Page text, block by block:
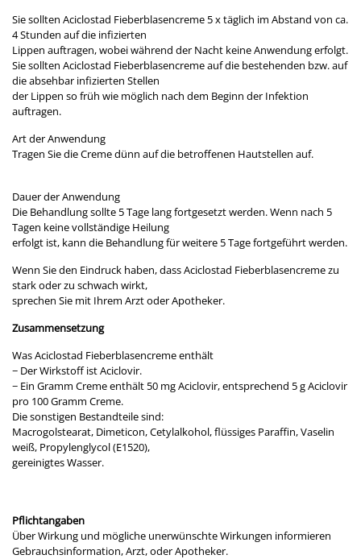
Sie sollten Aciclostad Fieberblasencreme 5 x täglich im Abstand von ca.
4 Stunden auf die infizierten
Lippen auftragen, wobei während der Nacht keine Anwendung erfolgt.
Sie sollten Aciclostad Fieberblasencreme auf die bestehenden bzw. auf
die absehbar infizierten Stellen
der Lippen so früh wie möglich nach dem Beginn der Infektion
auftragen.
Art der Anwendung
Tragen Sie die Creme dünn auf die betroffenen Hautstellen auf.
Dauer der Anwendung
Die Behandlung sollte 5 Tage lang fortgesetzt werden. Wenn nach 5
Tagen keine vollständige Heilung
erfolgt ist, kann die Behandlung für weitere 5 Tage fortgeführt werden.
Wenn Sie den Eindruck haben, dass Aciclostad Fieberblasencreme zu
stark oder zu schwach wirkt,
sprechen Sie mit Ihrem Arzt oder Apotheker.
Zusammensetzung
Was Aciclostad Fieberblasencreme enthält
− Der Wirkstoff ist Aciclovir.
− Ein Gramm Creme enthält 50 mg Aciclovir, entsprechend 5 g Aciclovir
pro 100 Gramm Creme.
Die sonstigen Bestandteile sind:
Macrogolstearat, Dimeticon, Cetylalkohol, flüssiges Paraffin, Vaselin
weiß, Propylenglycol (E1520),
gereinigtes Wasser.
Pflichtangaben
Über Wirkung und mögliche unerwünschte Wirkungen informieren
Gebrauchsinformation, Arzt, oder Apotheker.